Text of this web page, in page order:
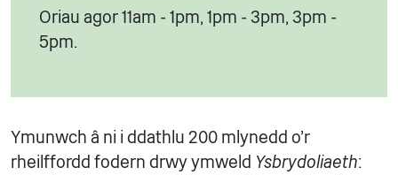
Oriau agor 11am - 1pm, 1pm - 3pm, 3pm -
5pm.
Ymunwch â ni i ddathlu 200 mlynedd o'r
rheilffordd fodern drwy ymweld Ysbrydoliaeth: